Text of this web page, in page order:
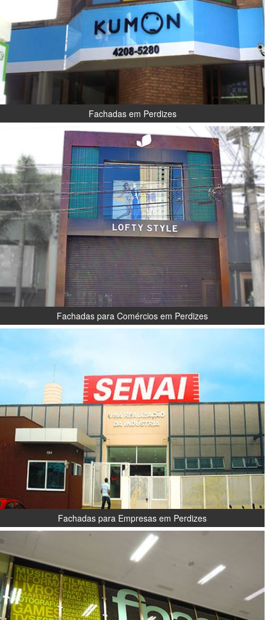
Fachadas em Perdizes
Fachadas para Comércios em Perdizes
Fachadas para Empresas em Perdizes